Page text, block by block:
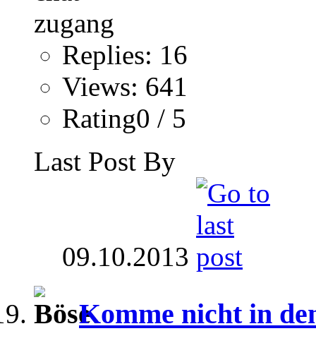
Replies: 16
Views: 641
Rating0 / 5
Last Post By
09.10.2013
Komme nicht in